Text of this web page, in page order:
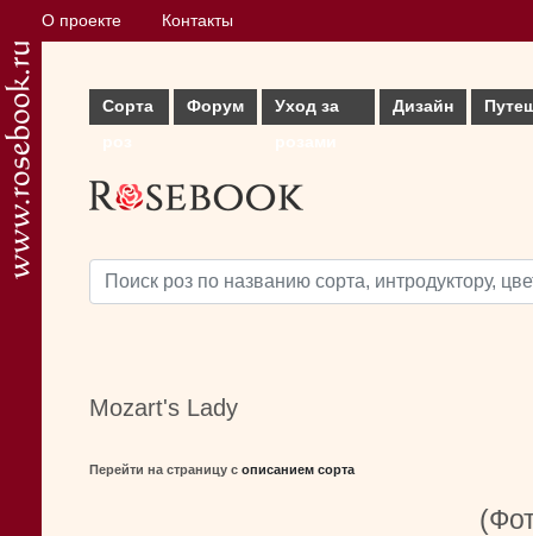
О проекте Контакты
Сорта
Форум
Уход за
Дизайн
Mozart's Lady
Перейти на страницу с описанием сорта